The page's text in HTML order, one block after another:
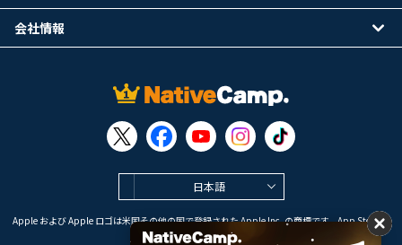
日本語
Apple および Apple ロゴは米国その他の国で登録された Apple Inc. の商標です。App Store は
Apple Inc. のサービスマークです。
会社情報